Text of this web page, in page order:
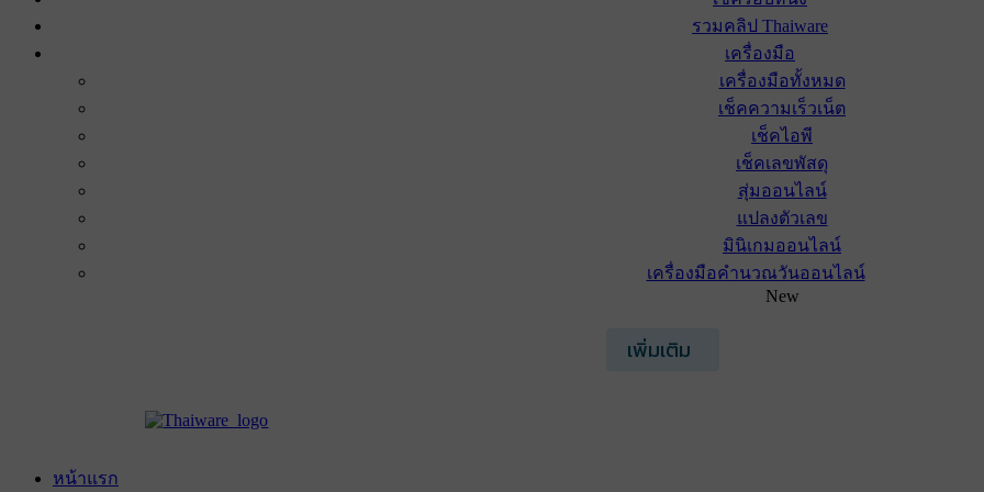
รวมคลิป Thaiware
เครื่องมือ
เครื่องมือทั้งหมด
เช็คความเร็วเน็ต
เช็คไอพี
เช็คเลขพัสดุ
สุ่มออนไลน์
แปลงตัวเลข
มินิเกมออนไลน์
เครื่องมือคำนวณวันออนไลน์
New
เพิ่มเติม
หน้าแรก